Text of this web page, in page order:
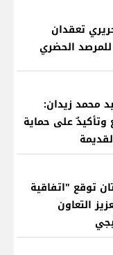
تعقدان
للمرصد الحضري
محمد زيدان:
على حماية
توقع "اتفاقية
التعاون